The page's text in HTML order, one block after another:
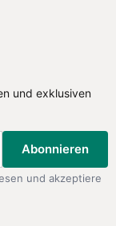
und exklusiven
Abonnieren
und akzeptiere